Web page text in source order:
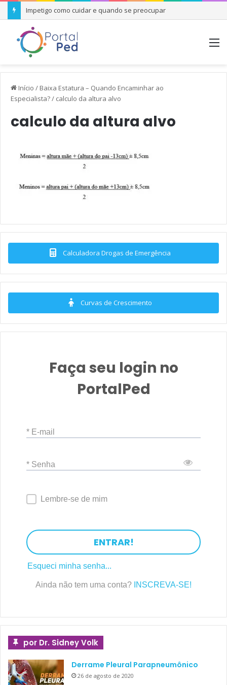
Impetigo como cuidar e quando se preocupar
Início / Baixa Estatura – Quando Encaminhar ao
Especialista?/ calculo da altura alvo
calculo da altura alvo
Calculadora Drogas de Emergência
Curvas de Crescimento
Faça seu login no
PortalPed
* E-mail
* Senha
Lembre-se de mim
ENTRAR!
Esqueci minha senha...
Ainda não tem uma conta? INSCREVA-SE!
por Dr. Sidney Volk
Derrame Pleural Parapneumônico
26 de agosto de 2020